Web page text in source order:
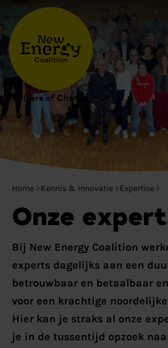
Drivers of Change
Home Kennis & innovatie Expertise
Onze
Bij New Energy Coalition
experts dagelijks aan een
betrouwbaar en betaalbaar
voor een krachtige
Hier kan je straks al onze
je in de tussentijd opzoek